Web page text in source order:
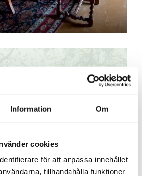
Information Om
cookies
för att anpassa innehållet
tillhandahålla funktioner
sommarkvällar på slottet.